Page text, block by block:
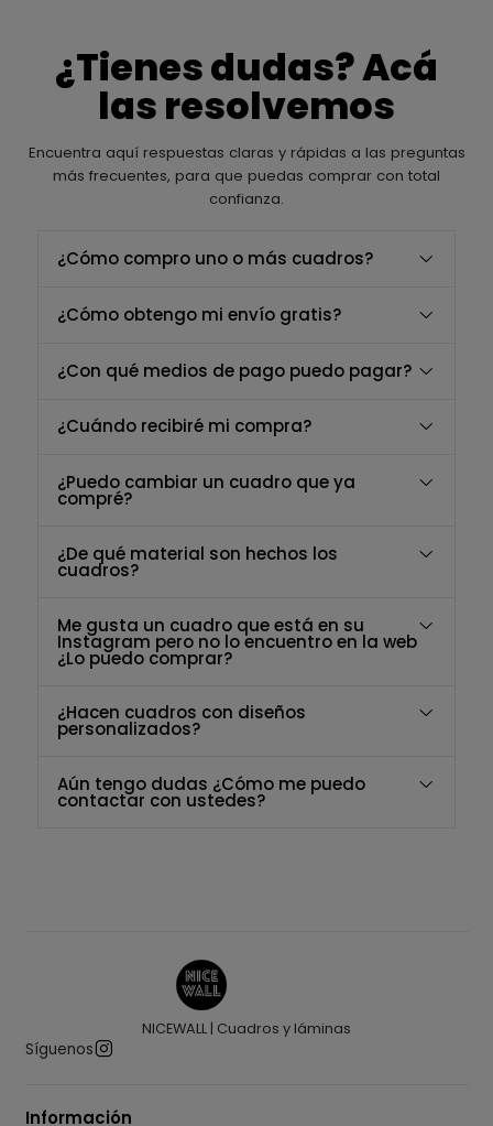
¿Tienes dudas? Acá
las resolvemos
Encuentra aquí respuestas claras y rápidas a las preguntas
más frecuentes, para que puedas comprar con total
confianza.
¿Cómo compro uno o más cuadros?
¿Cómo obtengo mi envío gratis?
¿Con qué medios de pago puedo pagar?
¿Cuándo recibiré mi compra?
¿Puedo cambiar un cuadro que ya
compré?
¿De qué material son hechos los
cuadros?
Me gusta un cuadro que está en su
Instagram pero no lo encuentro en la web
¿Lo puedo comprar?
¿Hacen cuadros con diseños
personalizados?
Aún tengo dudas ¿Cómo me puedo
contactar con ustedes?
NICEWALL | Cuadros y láminas
Síguenos
Información